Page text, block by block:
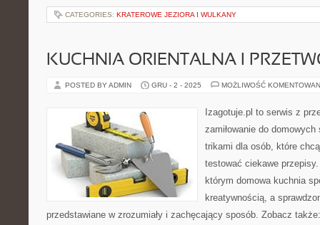
CATEGORIES: KRATEROWE JEZIORA I WULKANY
KUCHNIA ORIENTALNA I
POSTED BY ADMIN GRU - 2 - 2025 MOŻLIWOŚĆ
Izagotuje.pl to serwis z
zamiłowanie do
trikami dla osób, które
testować ciekawe
którym domowa kuchnia
kreatywnością, a
przedstawiane w zrozumiały i zachęcający sposób. Zobacz